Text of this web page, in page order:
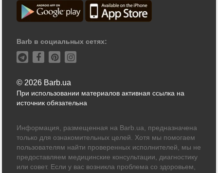
Barb в социальных сетях:
© 2026 Barb.ua
При использовании материалов активная ссылка на
источник обязательна
Информация, размещенная на Barb.ua, предназначена
только для ознакомительных целей. Хотя мы помогаем
пользователям найти проверенных исполнителей, мы не
предоставляем медицинские консультации, диагностику
или совет. Если у вас возникла проблема со здоровьем,